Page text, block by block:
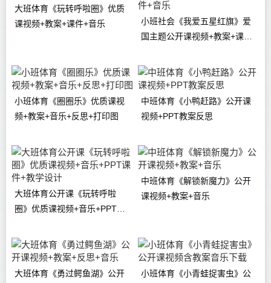
大班体育《玩转呼啦圈》优质
课视频+教案+课件+音乐
小班社会《我爱五星红旗》爱
国主题公开课视频+教案+课件
小班体育《圈圈乐》优质课视
频+教案+音乐+反思+打印图
中班体育《小鸭赶路》公开课
视频+PPT教案反思
大班体育公开课《玩转呼啦
圈》优质课视频+音乐+PPT课
中班体育《解锁新魔力》公开
课视频+教案+音乐
大班体育《勇过鳄鱼湖》公开
小班体育《小青蛙捉害虫》公